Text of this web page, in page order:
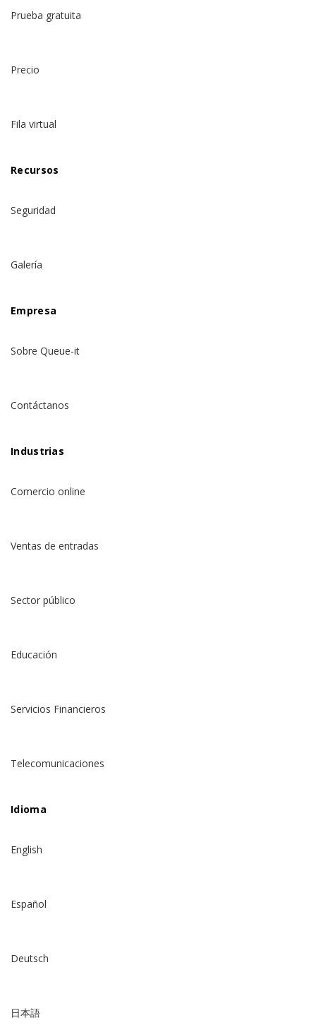
Prueba gratuita
Precio
Fila virtual
Recursos
Seguridad
Galería
Empresa
Sobre Queue-it
Contáctanos
Industrias
Comercio online
Ventas de entradas
Sector público
Educación
Servicios Financieros
Telecomunicaciones
Idioma
English
Español
Deutsch
日本語